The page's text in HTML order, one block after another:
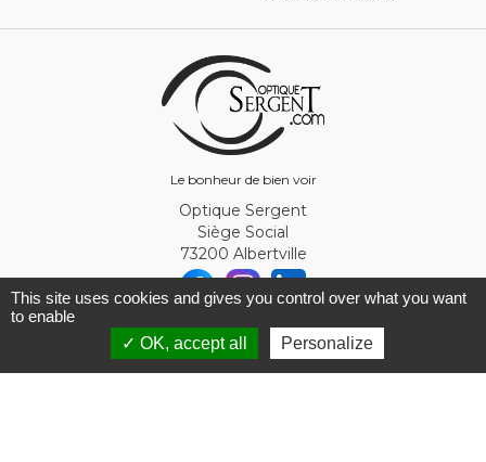
Le bonheur de bien voir
Optique Sergent
Siège Social
73200 Albertville
© Optique Sergent 2026 - SIRET 32993919300010
This site uses cookies and gives you control over what you want
to enable
✓ OK, accept all
Personalize